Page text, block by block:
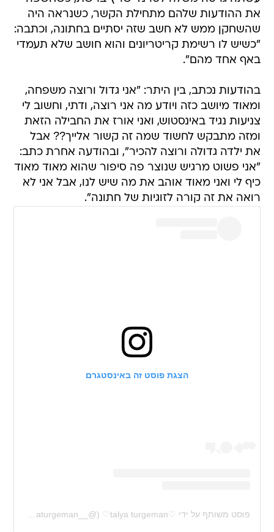
את ההודעות שלהם מתחילת הקשר, כשנראה היה
שהשחקן ממש לא חשב שזה יסתיים בחתונה, וכתבה:
"כשיש לו רשימת קריטריונים והוא חושב שלא תעמדי
באף אחד מהם".
בהודעות נכתב, בין היתר: "אני גדול ורוצה משפחה,
ומאוד מיושב כזה ויודע מה אני רוצה, ודתי, וחשוב לי
צניעות נגיד באינסטוש, ואני אורז את החבילה הזאת
ומזה מתבקש לחשוד שמה זה קשור אלייך?? אבל
את ילדה גדולה ורוצה להכיר", ובהודעה אחרת כתב:
"אני פשוט מרגיש שנוצר פה סיפור שהוא מאוד מאוד
כיף לי ואני מאוד אוהב את מה שיש לנו, אבל אני לא
רואה את זה קורה לזוגיות של חתונה".
הצגת פוסט זה באינסטגרם
פוסט משותף על ידי ‏‎♡talya turgeman♡‎‏ (@‏‎talyaturgeman__‎‏)